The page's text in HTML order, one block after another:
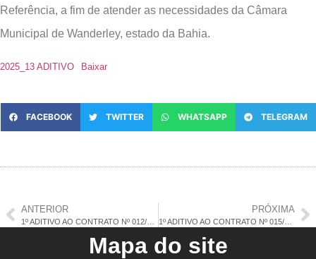
Referência, a fim de atender as necessidades da Câmara
Municipal de Wanderley, estado da Bahia.
2025_13 ADITIVO Baixar
FACEBOOK TWITTER WHATSAPP TELEGRAM
ANTERIOR PRÓXIMA
1º ADITIVO AO CONTRATO Nº 015/2025
Mapa do site